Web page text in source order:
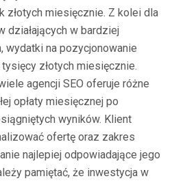
złotych miesięcznie. Z kolei dla
w bardziej
wydatki na pozycjonowanie
złotych miesięcznie.
agencji SEO oferuje różne
opłaty miesięcznej po
wyników. Klient
ofertę oraz zakres
najlepiej odpowiadające jego
pamiętać, że inwestycja w